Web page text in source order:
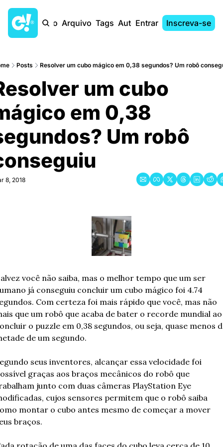
Início Arquivo Tags AutoresEntrar Inscreva-se
Posts Resolver um cubo mágico em 0,38 segundos? Um robô
um cubo
em 0,38
Um robô
8, 2018
você não saiba, mas o melhor tempo que um ser
já conseguiu concluir um cubo mágico foi 4.74
Com certeza foi mais rápido que você, mas não
que um robô que acaba de bater o recorde mundial ao
o puzzle em 0,38 segundos, ou seja, quase menos
de um segundo.
seus inventores, alcançar essa velocidade foi
graças aos braços mecânicos do robô que
junto com duas câmeras PlayStation Eye
cujos sensores permitem que o robô saiba
montar o cubo antes mesmo de começar a mover
braços.